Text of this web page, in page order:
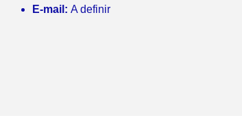
E-mail: A definir